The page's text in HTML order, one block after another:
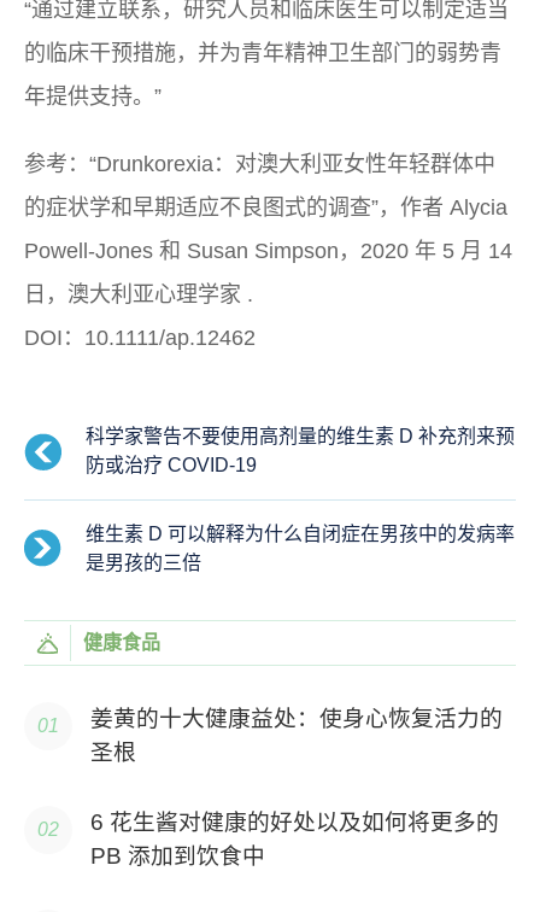
“通过建立联系，研究人员和临床医生可以制定适当
的临床干预措施，并为青年精神卫生部门的弱势青
年提供支持。”
参考：“Drunkorexia：对澳大利亚女性年轻群体中
的症状学和早期适应不良图式的调查”，作者 Alycia
Powell‐Jones 和 Susan Simpson，2020 年 5 月 14
日， 澳大利亚心理学家 .
DOI：10.1111/ap.12462
科学家警告不要使用高剂量的维生素 D 补充剂来预
防或治疗 COVID-19
维生素 D 可以解释为什么自闭症在男孩中的发病率
是男孩的三倍
健康食品
姜黄的十大健康益处：使身心恢复活力的
圣根
6 花生酱对健康的好处以及如何将更多的
PB 添加到饮食中